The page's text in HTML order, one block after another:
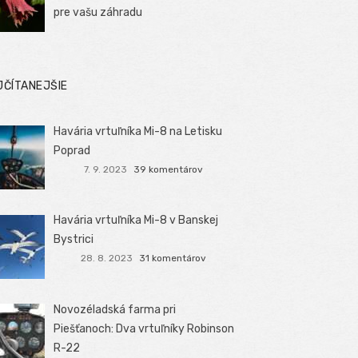
pre vašu záhradu
Havária vrtuľníka Mi-8 na Letisku
Poprad
7. 9. 2023 39 komentárov
Havária vrtuľníka Mi-8 v Banskej
Bystrici
28. 8. 2023 31 komentárov
Novozéladská farma pri
Piešťanoch: Dva vrtuľníky Robinson
R-22